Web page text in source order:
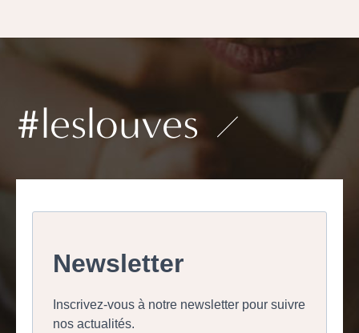
#leslouves